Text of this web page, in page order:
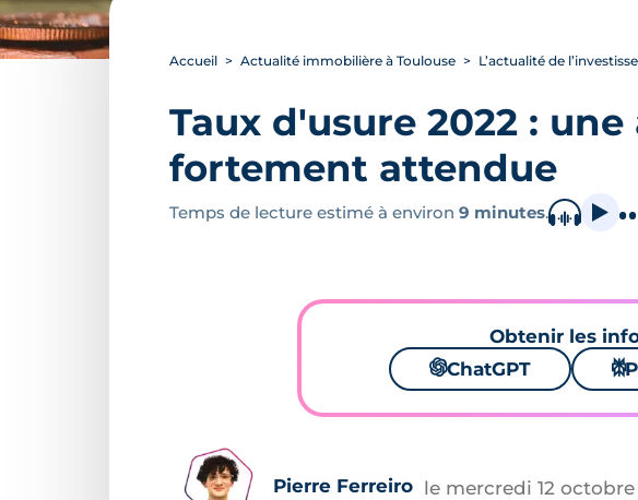
Accueil Actualité immobilière à Toulouse L’actualité de
Taux d'usure 2022 :
fortement attendue
Temps de lecture estimé à environ 9 minutes.
Obtenir les
🌌ChatGPT ⚙
Pierre Ferreiro le mercredi 12 octobre